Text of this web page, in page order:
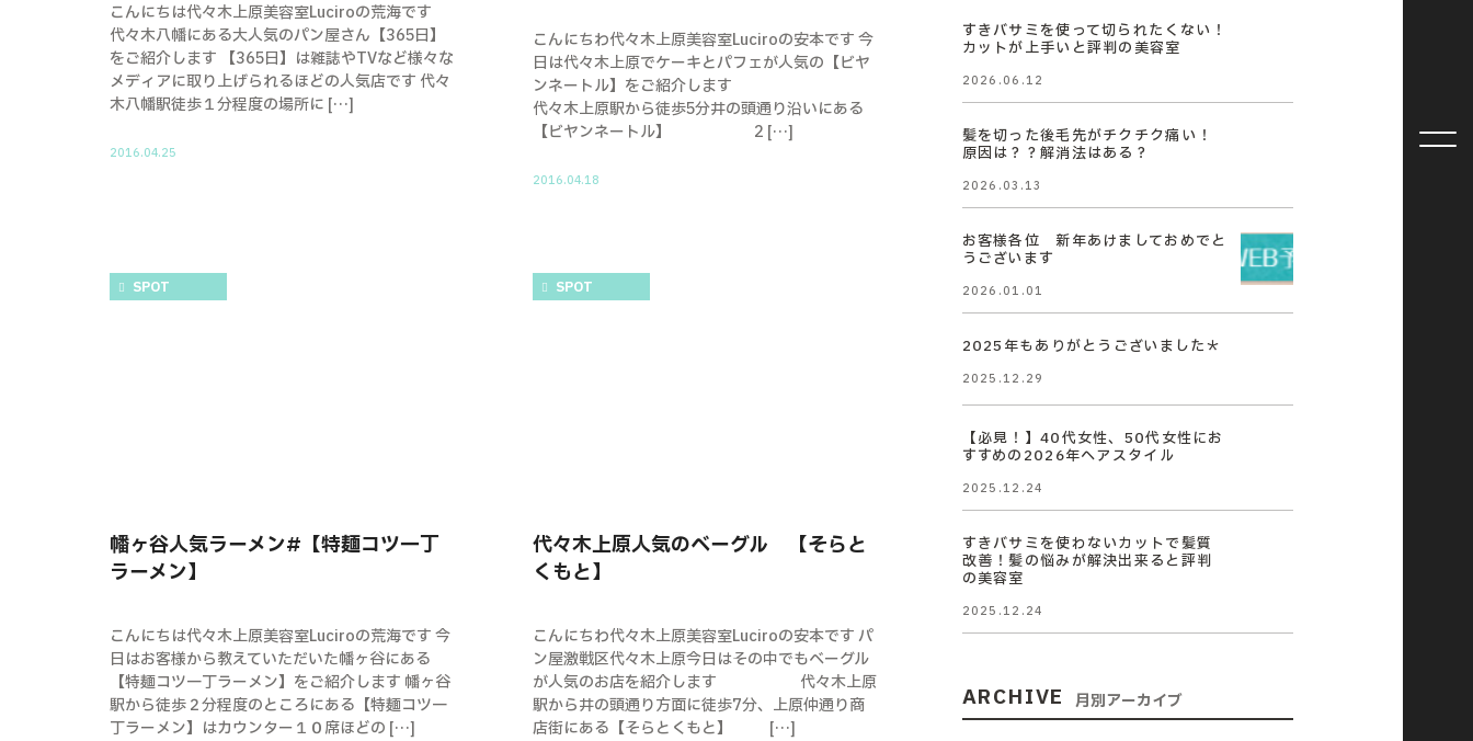
こんにちは代々木上原美容室Luciroの荒海です
代々木八幡にある大人気のパン屋さん【365日】
をご紹介します 【365日】は雑誌やTVなど様々な
メディアに取り上げられるほどの人気店です 代々
木八幡駅徒歩１分程度の場所に […]
2016.04.25
こんにちわ代々木上原美容室Luciroの安本です 今
日は代々木上原でケーキとパフェが人気の【ビヤ
ンネートル】をご紹介します
代々木上原駅から徒歩5分井の頭通り沿いにある
【ビヤンネートル】 2 […]
2016.04.18
SPOT
幡ヶ谷人気ラーメン#【特麺コツ一丁
ラーメン】
こんにちは代々木上原美容室Luciroの荒海です 今
日はお客様から教えていただいた幡ヶ谷にある
【特麺コツ一丁ラーメン】をご紹介します 幡ヶ谷
駅から徒歩２分程度のところにある【特麺コツ一
丁ラーメン】はカウンター１０席ほどの […]
SPOT
代々木上原人気のベーグル 【そらと
くもと】
こんにちわ代々木上原美容室Luciroの安本です パ
ン屋激戦区代々木上原今日はその中でもベーグル
が人気のお店を紹介します 代々木上原
駅から井の頭通り方面に徒歩7分、上原仲通り商
店街にある【そらとくもと】 […]
すきバサミを使って切られたくない！
カットが上手いと評判の美容室
2026.06.12
髪を切った後毛先がチクチク痛い！
原因は？？解消法はある？
2026.03.13
お客様各位 新年あけましておめでと
うございます
2026.01.01
2025年もありがとうございました＊
2025.12.29
【必見！】40代女性、50代女性にお
すすめの2026年ヘアスタイル
2025.12.24
すきバサミを使わないカットで髪質
改善！髪の悩みが解決出来ると評判
の美容室
2025.12.24
ARCHIVE 月別アーカイブ